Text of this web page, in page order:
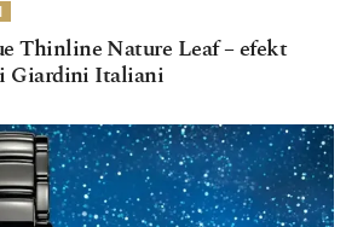
Thinline Nature Leaf – efekt
Giardini Italiani